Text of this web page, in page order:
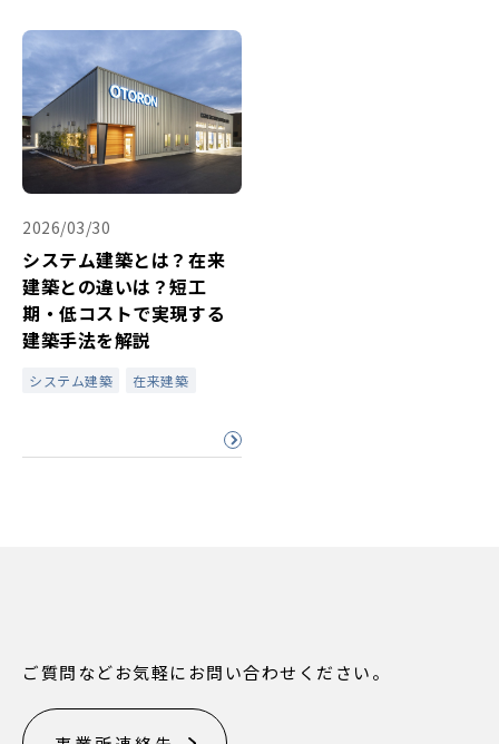
2026/03/30
システム建築とは？在来
建築との違いは？短工
期・低コストで実現する
建築手法を解説
システム建築 在来建築
ご質問などお気軽にお問い合わせください。